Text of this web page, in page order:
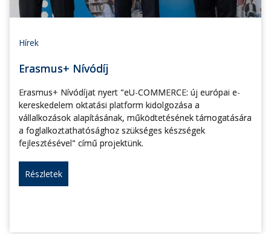
Hírek
Erasmus+ Nívódíj
Erasmus+ Nívódíjat nyert "eU-COMMERCE: új európai e-
kereskedelem oktatási platform kidolgozása a
vállalkozások alapításának, működtetésének támogatására
a foglalkoztathatósághoz szükséges készségek
fejlesztésével" című projektünk.
Részletek